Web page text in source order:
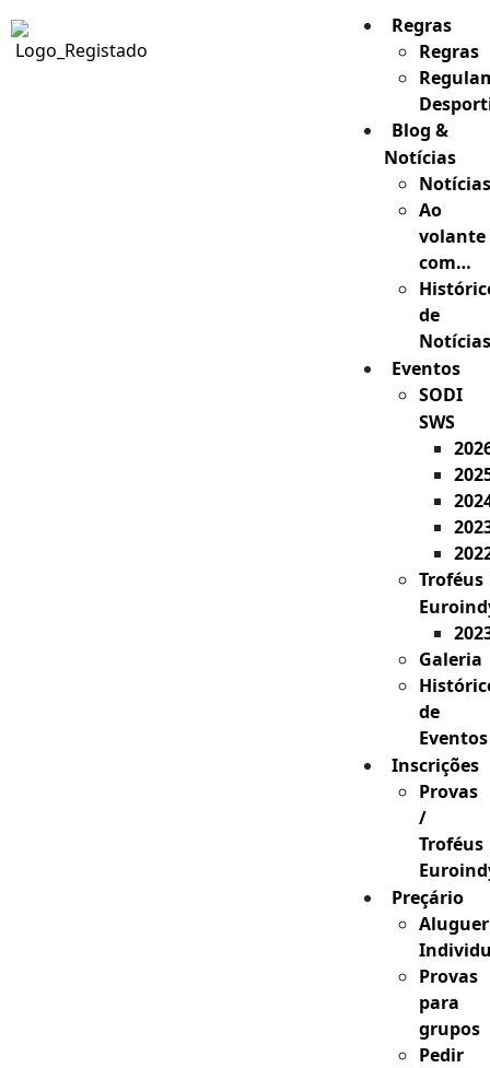
Regras
Regras
Blog &
Notícias
Notícias
Ao
volante
com…
de
Notícias
Eventos
SODI
SWS
Troféus
Galeria
de
Eventos
Inscrições
Provas
/
Troféus
Preçário
Aluguer
Provas
para
grupos
Pedir